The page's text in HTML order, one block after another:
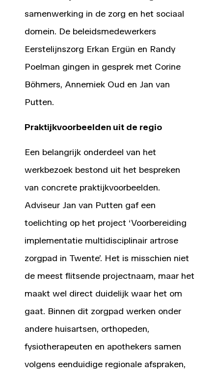
samenwerking in de zorg en het sociaal
domein. De beleidsmedewerkers
Eerstelijnszorg Erkan Ergün en Randy
Poelman gingen in gesprek met Corine
Böhmers, Annemiek Oud en Jan van
Putten.
Praktijkvoorbeelden uit de regio
Een belangrijk onderdeel van het
werkbezoek bestond uit het bespreken
van concrete praktijkvoorbeelden.
Adviseur Jan van Putten gaf een
toelichting op het project ‘Voorbereiding
implementatie multidisciplinair artrose
zorgpad in Twente’. Het is misschien niet
de meest flitsende projectnaam, maar het
maakt wel direct duidelijk waar het om
gaat. Binnen dit zorgpad werken onder
andere huisartsen, orthopeden,
fysiotherapeuten en apothekers samen
volgens eenduidige regionale afspraken,